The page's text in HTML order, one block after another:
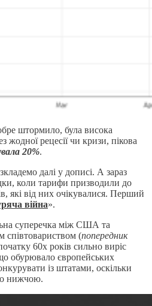
штормило, була висока
жодної рецесії чи кризи, пікова
20%.
далі у дописі. А зараз
коли тарифи призводили до
які від них очікувалися. Перший
війна».
суперечка між США та
співтовариством (попередник
60х років сильно виріс
обурювало європейських
із штатами, оскільки
нижчою.